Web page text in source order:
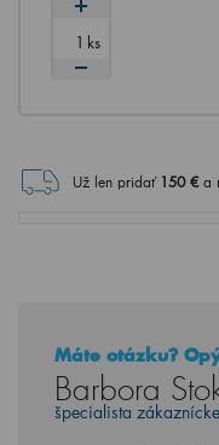
ks
Už len pridať 150€ a
Máte otázku?
Barbora
špecialista